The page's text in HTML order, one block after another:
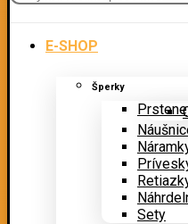
E-SHOP
Šperky
Prstene
Sety